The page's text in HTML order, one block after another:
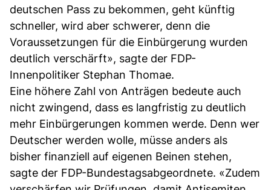
deutschen Pass zu bekommen, geht künftig
schneller, wird aber schwerer, denn die
Voraussetzungen für die Einbürgerung wurden
deutlich verschärft», sagte der FDP-
Innenpolitiker Stephan Thomae.
Eine höhere Zahl von Anträgen bedeute auch
nicht zwingend, dass es langfristig zu deutlich
mehr Einbürgerungen kommen werde. Denn wer
Deutscher werden wolle, müsse anders als
bisher finanziell auf eigenen Beinen stehen,
sagte der FDP-Bundestagsabgeordnete. «Zudem